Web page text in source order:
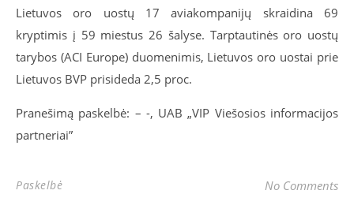
Lietuvos oro uostų 17 aviakompanijų skraidina 69
kryptimis į 59 miestus 26 šalyse. Tarptautinės oro uostų
tarybos (ACI Europe) duomenimis, Lietuvos oro uostai prie
Lietuvos BVP prisideda 2,5 proc.
Pranešimą paskelbė: – -, UAB „VIP Viešosios informacijos
partneriai”
Paskelbė No Comments